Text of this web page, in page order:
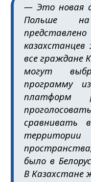
— Это новая
Польше
все граждане
могут
программу
платформ
сравнивать
было в
В Казахстане